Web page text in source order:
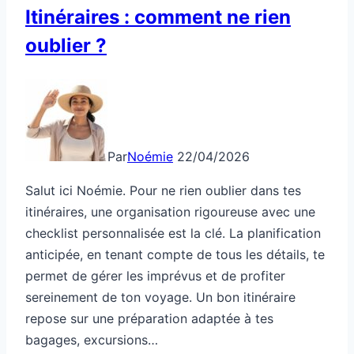
Itinéraires : comment ne rien
oublier ?
ParNoémie 22/04/2026
Salut ici Noémie. Pour ne rien oublier dans tes
itinéraires, une organisation rigoureuse avec une
checklist personnalisée est la clé. La planification
anticipée, en tenant compte de tous les détails, te
permet de gérer les imprévus et de profiter
sereinement de ton voyage. Un bon itinéraire
repose sur une préparation adaptée à tes
bagages, excursions…